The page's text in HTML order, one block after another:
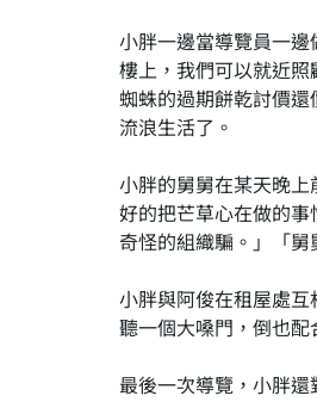
小胖一邊當導覽員一
樓上，我們可以就近
蜘蛛的過期餅乾討價
流浪生活了。
小胖的舅舅在某天晚
好的把芒草心在做的
奇怪的組織騙。」「舅
小胖與阿俊在租屋處
聽一個大嗓門，倒也
最後一次導覽，小胖還